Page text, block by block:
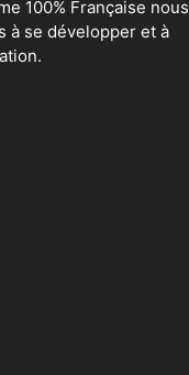
100% Française nous
à se développer et à